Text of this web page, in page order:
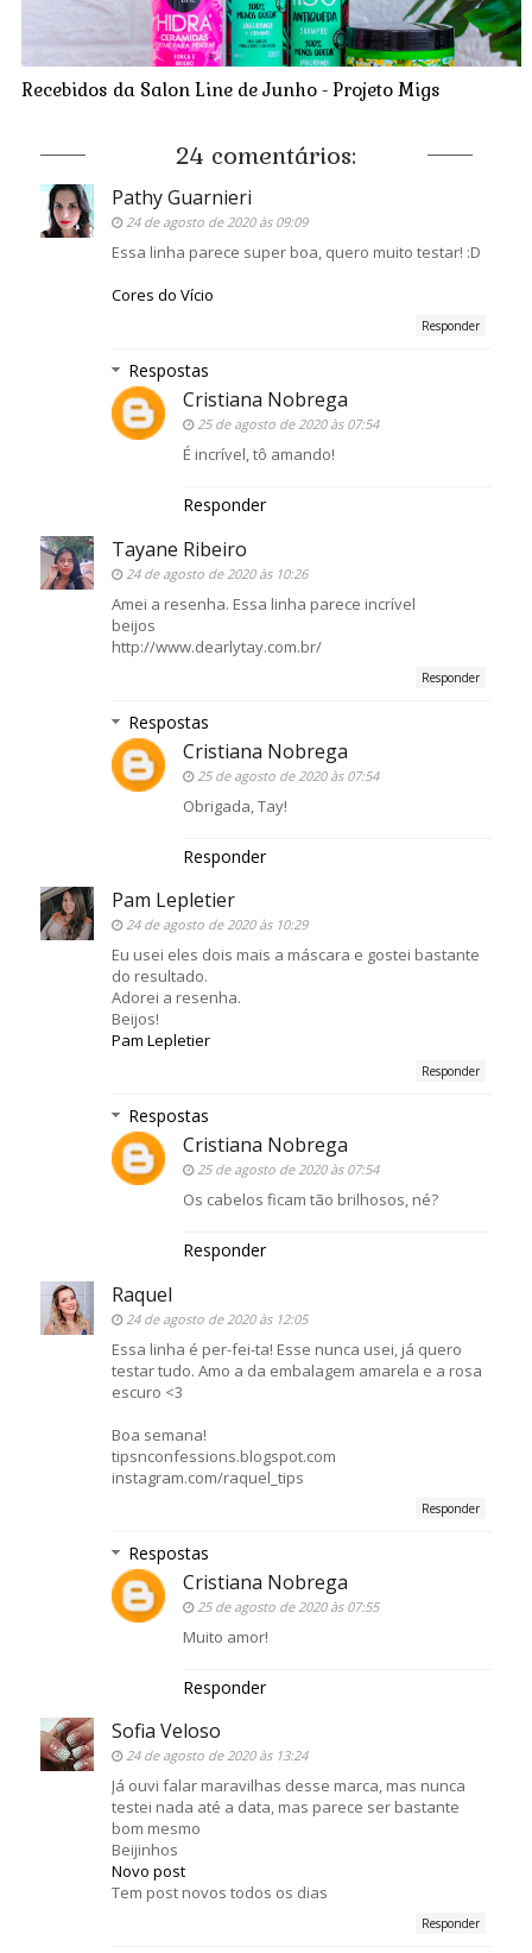
Recebidos da Salon Line de Junho - Projeto Migs
24 comentários:
Pathy Guarnieri
24 de agosto de 2020 às 09:09
Essa linha parece super boa, quero muito testar! :D
Cores do Vício
Responder
Respostas
Cristiana Nobrega
25 de agosto de 2020 às 07:54
É incrível, tô amando!
Responder
Tayane Ribeiro
24 de agosto de 2020 às 10:26
Amei a resenha. Essa linha parece incrível
beijos
http://www.dearlytay.com.br/
Responder
Respostas
Cristiana Nobrega
25 de agosto de 2020 às 07:54
Obrigada, Tay!
Responder
Pam Lepletier
24 de agosto de 2020 às 10:29
Eu usei eles dois mais a máscara e gostei bastante
do resultado.
Adorei a resenha.
Beijos!
Pam Lepletier
Responder
Respostas
Cristiana Nobrega
25 de agosto de 2020 às 07:54
Os cabelos ficam tão brilhosos, né?
Responder
Raquel
24 de agosto de 2020 às 12:05
Essa linha é per-fei-ta! Esse nunca usei, já quero
testar tudo. Amo a da embalagem amarela e a rosa
escuro <3
Boa semana!
tipsnconfessions.blogspot.com
instagram.com/raquel_tips
Responder
Respostas
Cristiana Nobrega
25 de agosto de 2020 às 07:55
Muito amor!
Responder
Sofia Veloso
24 de agosto de 2020 às 13:24
Já ouvi falar maravilhas desse marca, mas nunca
testei nada até a data, mas parece ser bastante
bom mesmo
Beijinhos
Novo post
Tem post novos todos os dias
Responder